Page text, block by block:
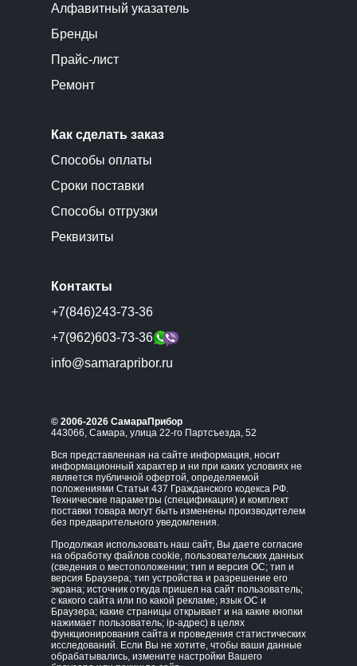
Алфавитный указатель
Бренды
Прайс-лист
Ремонт
Как сделать заказ
Способы оплаты
Сроки поставки
Способы отгрузки
Реквизиты
Контакты
+7(846)243-73-36
+7(962)603-73-36
info@samarapribor.ru
© 2006-2026 СамараПрибор
443066, Самара, улица 22-го Партсъезда, 52
Вся представленная на сайте информация, носит
информационный характер и ни при каких условиях не
является публичной офертой, определяемой
положениями Статьи 437 Гражданского кодекса РФ.
Технические параметры (спецификация) и комплект
поставки товара могут быть изменены производителем
без предварительного уведомления.
Продолжая использовать наш сайт, Вы даете согласие
на обработку файлов cookie, пользовательских данных
(сведения о местоположении; тип и версия ОС; тип и
версия Браузера; тип устройства и разрешение его
экрана; источник откуда пришел на сайт пользователь;
с какого сайта или по какой рекламе; язык ОС и
Браузера; какие страницы открывает и на какие кнопки
нажимает пользователь; ip-адрес) в целях
функционирования сайта и проведения статистических
исследований. Если Вы не хотите, чтобы ваши данные
обрабатывались, измените настройки Вашего